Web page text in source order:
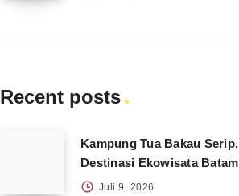
Recent posts
Kampung Tua Bakau Serip,
Destinasi Ekowisata Batam
Juli 9, 2026